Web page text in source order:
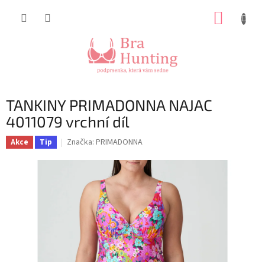
TANKINY PRIMADONNA NAJAC
4011079 vrchní díl
Akce Tip Značka: PRIMADONNA